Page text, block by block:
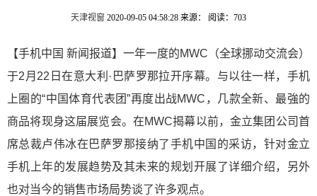
天津视窗 2020-09-05 04:58:28 来源： 阅读：703
【手机中国 新闻报道】一年一度的MWC（全球挪动交流会）
于2月22日在意大利·巴萨罗那拉开序幕。与以往一样，手机
上圈的“中国体育代表团”再度出战MWC，几款全新、最強的
商品将现身这届展览会。在MWC揭幕以前，金立集团公司首
席总裁卢伟冰在巴萨罗那接纳了手机中国的采访，针对金立
手机上年的发展趋势及其未来的规划开展了详细介绍，另外
也对当今的销售市场局势谈了许多观点。